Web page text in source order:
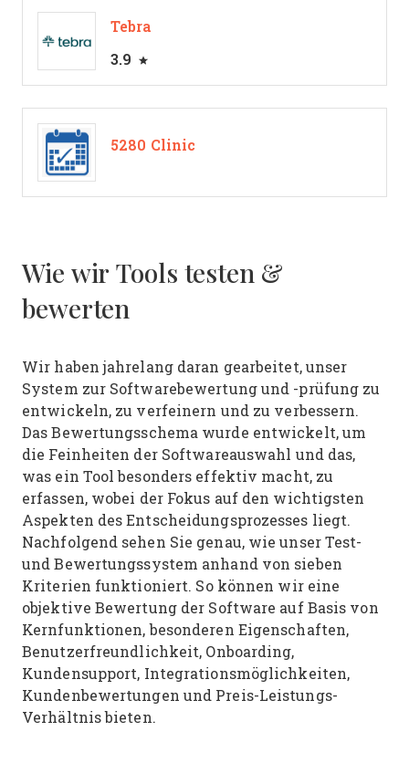
Tebra
3.9
5280 Clinic
Wie wir Tools testen &
bewerten
Wir haben jahrelang daran gearbeitet, unser
System zur Softwarebewertung und -prüfung zu
entwickeln, zu verfeinern und zu verbessern.
Das Bewertungsschema wurde entwickelt, um
die Feinheiten der Softwareauswahl und das,
was ein Tool besonders effektiv macht, zu
erfassen, wobei der Fokus auf den wichtigsten
Aspekten des Entscheidungsprozesses liegt.
Nachfolgend sehen Sie genau, wie unser Test-
und Bewertungssystem anhand von sieben
Kriterien funktioniert. So können wir eine
objektive Bewertung der Software auf Basis von
Kernfunktionen, besonderen Eigenschaften,
Benutzerfreundlichkeit, Onboarding,
Kundensupport, Integrationsmöglichkeiten,
Kundenbewertungen und Preis-Leistungs-
Verhältnis bieten.